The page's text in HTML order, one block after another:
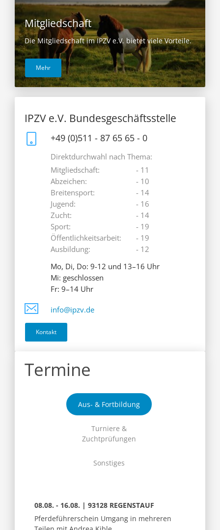
Mitgliedschaft
Die Mitgliedschaft im IPZV e.V. bietet viele Vorteile.
Mehr
IPZV e.V. Bundesgeschäftsstelle
+49 (0)511 - 87 65 65 - 0
Direktdurchwahl nach Thema:
Mitgliedschaft:
Abzeichen:
Breitensport:
Jugend:
Zucht:
Sport:
Öffentlichkeitsarbeit:
Ausbildung:
- 11
- 10
- 14
- 16
- 14
- 19
- 19
- 12
Mo, Di, Do: 9-12 und 13–16 Uhr
Mi: geschlossen
Fr: 9–14 Uhr
info@ipzv.de
Kontakt
Termine
Aus- & Fortbildung
Turniere &
Zuchtprüfungen
Sonstiges
08.08. - 16.08. | 93128 REGENSTAUF
Pferdeführerschein Umgang in mehreren